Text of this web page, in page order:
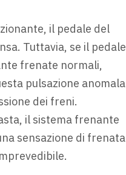
il pedale del
Tuttavia, se il pedale
frenate normali,
pulsazione anomala
dei freni.
il sistema frenante
sensazione di frenata